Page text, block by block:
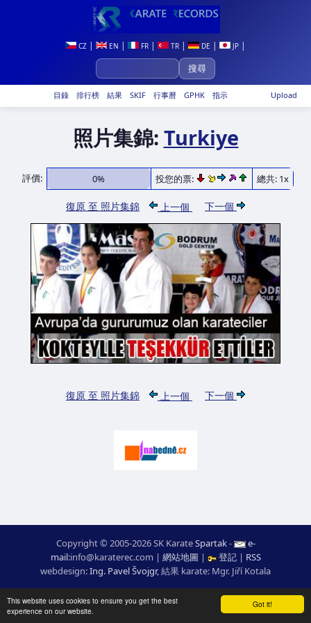
Got it!
This website uses cookies to ensure you get the best
experience on our website.
CZ | EN | FR | TR | DE | JP |
Upload
目錄 排行榜 結果 SKIF 行事曆 GPHK 指示
照片集錦: Turkiye
評價: 0% 投您的票: 總共: 1x
復原 至 照片集錦 上一個 下一個
復原 至 照片集錦 上一個 下一個
Copyright © 2005-2026 SK KarateSpartak-
e-
mail:moc.ceretarak@ofni | 網站地圖 | 登記 | RSS
webdesign:Ing. Pavel Švojgr,結果 karate: Mgr. Jiří Kotala